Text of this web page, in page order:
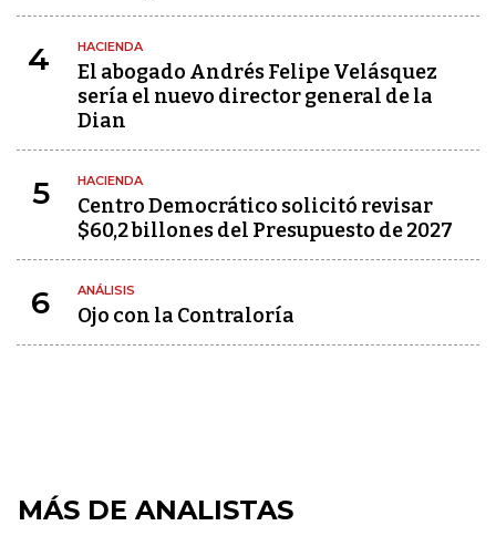
4 HACIENDA
El abogado Andrés Felipe Velásquez
sería el nuevo director general de la
Dian
5 HACIENDA
Centro Democrático solicitó revisar
$60,2 billones del Presupuesto de 2027
6 ANÁLISIS
Ojo con la Contraloría
MÁS DE ANALISTAS